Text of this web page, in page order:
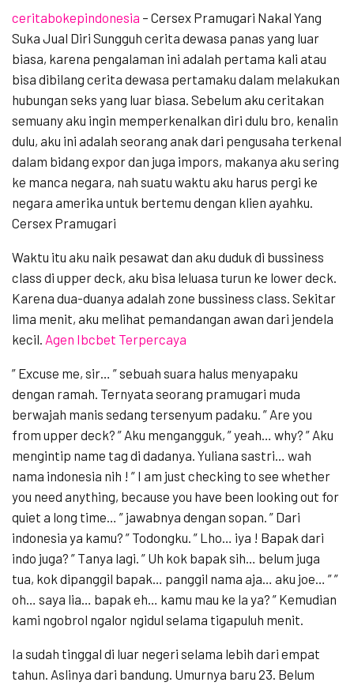
ceritabokepindonesia – Cersex Pramugari Nakal Yang
Suka Jual Diri Sungguh cerita dewasa panas yang luar
biasa, karena pengalaman ini adalah pertama kali atau
bisa dibilang cerita dewasa pertamaku dalam melakukan
hubungan seks yang luar biasa. Sebelum aku ceritakan
semuany aku ingin memperkenalkan diri dulu bro, kenalin
dulu, aku ini adalah seorang anak dari pengusaha terkenal
dalam bidang expor dan juga impors, makanya aku sering
ke manca negara, nah suatu waktu aku harus pergi ke
negara amerika untuk bertemu dengan klien ayahku.
Cersex Pramugari
Waktu itu aku naik pesawat dan aku duduk di bussiness
class di upper deck, aku bisa leluasa turun ke lower deck.
Karena dua-duanya adalah zone bussiness class. Sekitar
lima menit, aku melihat pemandangan awan dari jendela
kecil. Agen Ibcbet Terpercaya
” Excuse me, sir… ” sebuah suara halus menyapaku
dengan ramah. Ternyata seorang pramugari muda
berwajah manis sedang tersenyum padaku. ” Are you
from upper deck? ” Aku mengangguk, ” yeah… why? ” Aku
mengintip name tag di dadanya. Yuliana sastri… wah
nama indonesia nih ! ” I am just checking to see whether
you need anything, because you have been looking out for
quiet a long time… ” jawabnya dengan sopan. ” Dari
indonesia ya kamu? ” Todongku. ” Lho… iya ! Bapak dari
indo juga? ” Tanya lagi. ” Uh kok bapak sih… belum juga
tua, kok dipanggil bapak… panggil nama aja… aku joe… ” ”
oh… saya lia… bapak eh… kamu mau ke la ya? ” Kemudian
kami ngobrol ngalor ngidul selama tigapuluh menit.
Ia sudah tinggal di luar negeri selama lebih dari empat
tahun. Aslinya dari bandung. Umurnya baru 23. Belum